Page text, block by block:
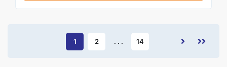
1 2 . . . 14